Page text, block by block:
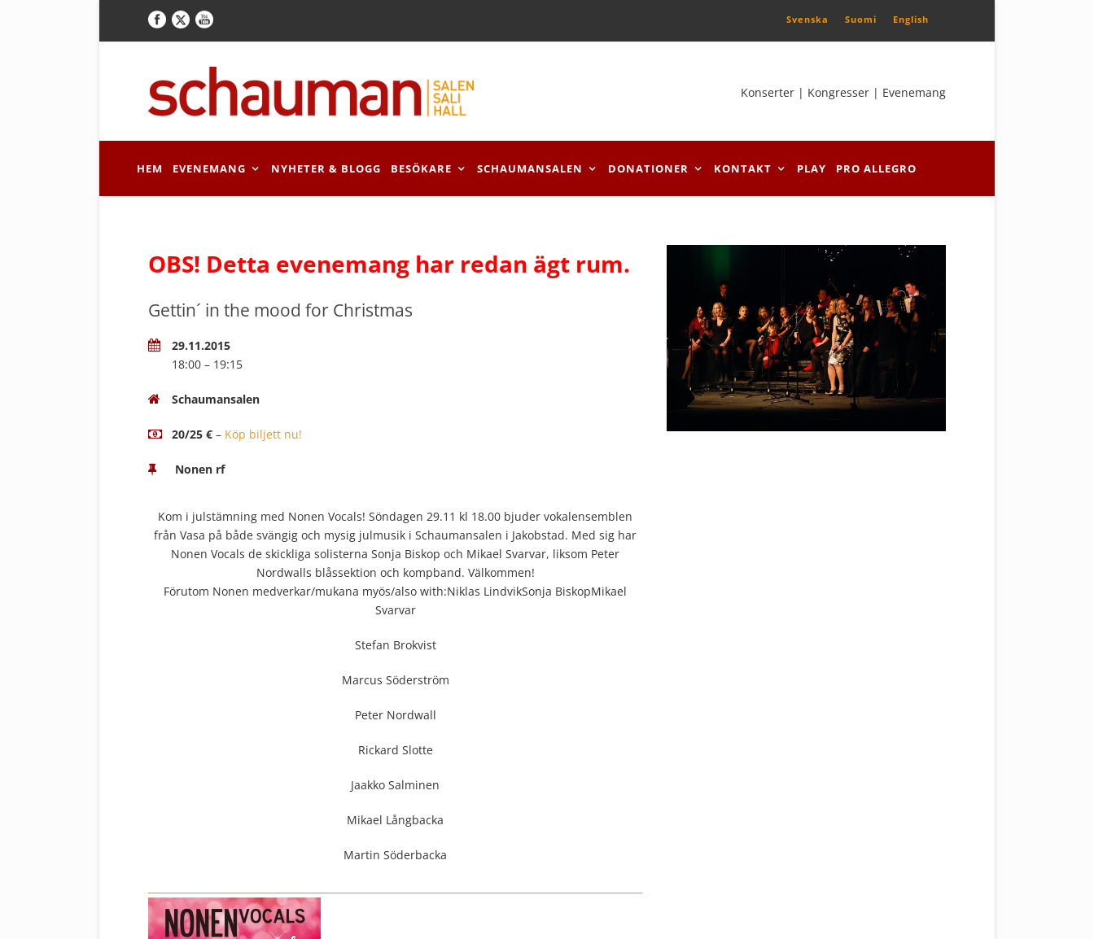
Svenska Suomi English
Konserter | Kongresser | Evenemang
HEM EVENEMANG NYHETER & BLOGG BESÖKARE SCHAUMANSALEN DONATIONER KONTAKT PLAY PRO ALLEGRO
OBS! Detta evenemang har redan ägt rum.
Gettin´ in the mood for Christmas
29.11.2015
18:00 – 19:15
Schaumansalen
20/25 € – Köp biljett nu!
Nonen rf
Kom i julstämning med Nonen Vocals! Söndagen 29.11 kl 18.00 bjuder vokalensemblen
från Vasa på både svängig och mysig julmusik i Schaumansalen i Jakobstad. Med sig har
Nonen Vocals de skickliga solisterna Sonja Biskop och Mikael Svarvar, liksom Peter
Nordwalls blåssektion och kompband. Välkommen!
Förutom Nonen medverkar/mukana myös/also with:Niklas LindvikSonja BiskopMikael
Svarvar
Stefan Brokvist
Marcus Söderström
Peter Nordwall
Rickard Slotte
Jaakko Salminen
Mikael Långbacka
Martin Söderbacka